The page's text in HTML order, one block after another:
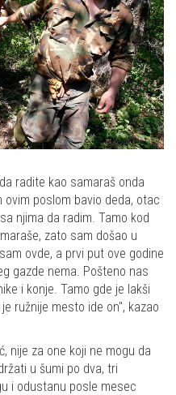
radite kao samaraš onda
poslom bavio deda, otac
njima da radim. Tamo kod
zato sam došao u
ovde, a prvi put ove godine
gazde nema. Pošteno nas
i konje. Tamo gde je lakši
ružnije mesto ide on", kazao
nije za one koji ne mogu da
u šumi po dva, tri
i odustanu posle mesec